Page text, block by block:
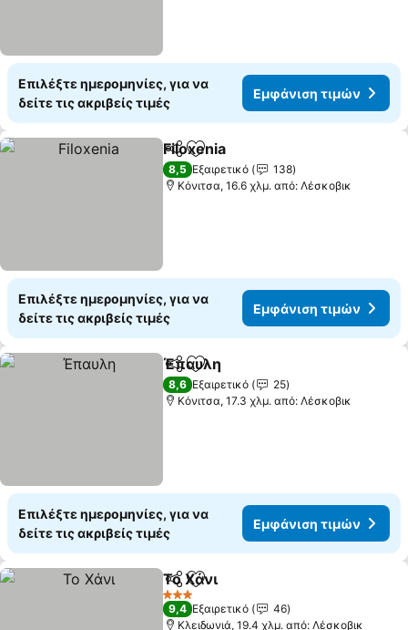
Επιλέξτε ημερομηνίες, για να
δείτε τις ακριβείς τιμές
Εμφάνιση τιμών
Κοινοποίηση
Προσθήκη στα αγαπημένα
Filoxenia
8,5 Εξαιρετικό
138
Κόνιτσα, 16.6 χλμ. από: Λέσκοβικ
Επιλέξτε ημερομηνίες, για να
δείτε τις ακριβείς τιμές
Εμφάνιση τιμών
Κοινοποίηση
Προσθήκη στα αγαπημένα
Έπαυλη
8,6 Εξαιρετικό
25
Κόνιτσα, 17.3 χλμ. από: Λέσκοβικ
Επιλέξτε ημερομηνίες, για να
δείτε τις ακριβείς τιμές
Εμφάνιση τιμών
Κοινοποίηση
Προσθήκη στα αγαπημένα
Το Χάνι
3 Αστέρια
9,4 Εξαιρετικό
46
Κλειδωνιά, 19.4 χλμ. από: Λέσκοβικ